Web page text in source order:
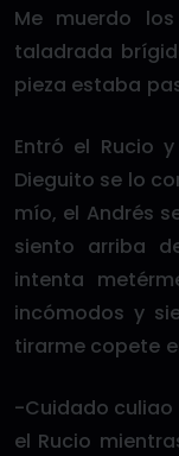
Me muerdo
taladrada
pieza estaba
Entró el Rucio
Dieguito se lo
mío, el Andrés
siento arriba
intenta
incómodos y
tirarme copete
-Cuidado
el Rucio